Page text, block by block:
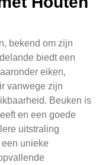
bekend om zijn
biedt een
eiken,
vanwege zijn
Beuken is
en een goede
uitstraling
unieke